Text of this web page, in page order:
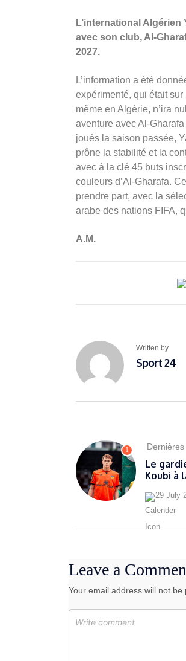
L’international
avec son club, Al-
2027.
L’information a été
expérimenté, qui était
même en Algérie, n’ira
aventure avec Al-
joués la saison passée,
prône la stabilité et la
avec à la clé 45 buts
couleurs d’Al-Gharafa.
prendre part, avec la
arabe des nations FIFA,
A.M.
Written by
Sport 24
1
Le
Koubi à
29 July
Leave a
Your email address will not